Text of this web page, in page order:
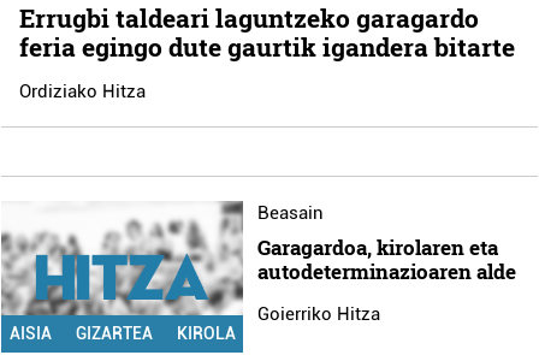
Errugbi taldeari laguntzeko garagardo
feria egingo dute gaurtik igandera bitarte
Ordiziako Hitza
AISIA GIZARTEA KIROLA
Beasain
Garagardoa, kirolaren eta
autodeterminazioaren alde
Goierriko Hitza